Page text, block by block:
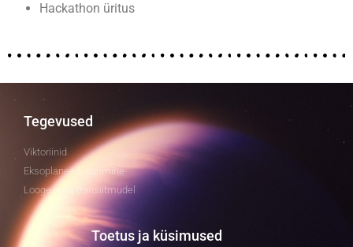
Hackathon üritus
Tegevused
Viktoriinid
Eksoplaneedi uurimine
Looge oma transiitmudel
Toetus ja küsimused